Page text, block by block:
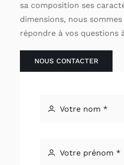
sa composition ses
dimensions, nous
répondre à vos questions
NOUS CONTACTER